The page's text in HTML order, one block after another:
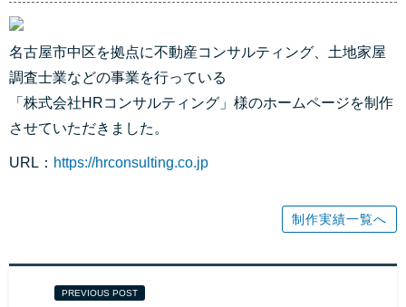
名古屋市中区を拠点に不動産コンサルティング、土地家屋
調査士業などの事業を行っている
「株式会社HRコンサルティング」様のホームページを制作
させていただきました。
URL： https://hrconsulting.co.jp
制作実績一覧へ
PREVIOUS POST